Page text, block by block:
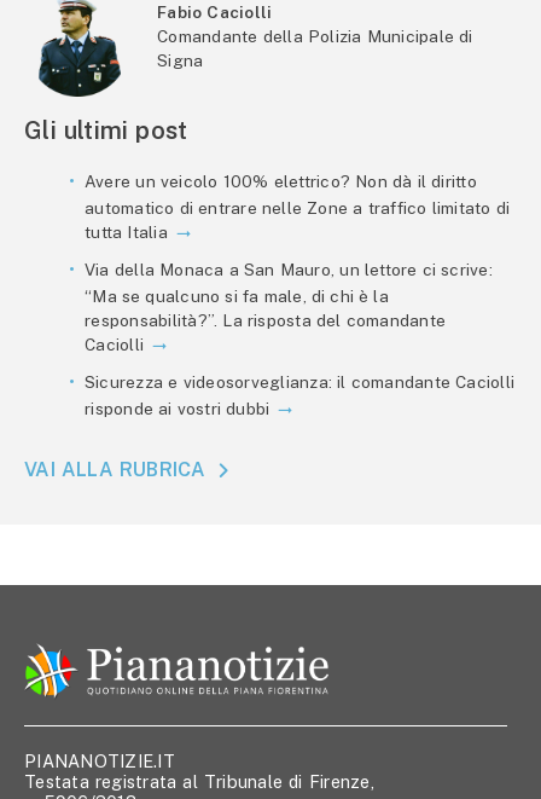
Fabio Caciolli
Comandante della Polizia Municipale di
Signa
Gli ultimi post
Avere un veicolo 100% elettrico? Non dà il diritto
automatico di entrare nelle Zone a traffico limitato di
tutta Italia
Via della Monaca a San Mauro, un lettore ci scrive:
“Ma se qualcuno si fa male, di chi è la
responsabilità?”. La risposta del comandante
Caciolli
Sicurezza e videosorveglianza: il comandante Caciolli
risponde ai vostri dubbi
VAI ALLA RUBRICA
PIANANOTIZIE.IT
Testata registrata al Tribunale di Firenze,